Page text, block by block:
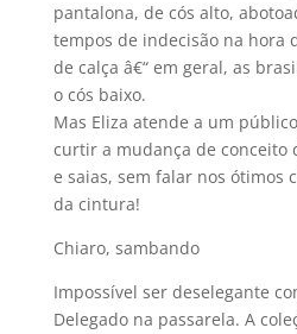
pantalona, de cós alto,
tempos de indecisão na hora
de calça â€“ em geral, as
o cós baixo.
Mas Eliza atende a um
curtir a mudança de conceito
e saias, sem falar nos ótimos
da cintura!
Chiaro, sambando
Impossí­vel ser deselegante
Delegado na passarela. A